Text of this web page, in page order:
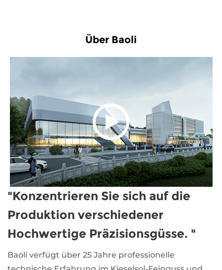
Über Baoli
"Konzentrieren Sie sich auf die
Produktion verschiedener
Hochwertige Präzisionsgüsse. "
Baoli verfügt über 25 Jahre professionelle